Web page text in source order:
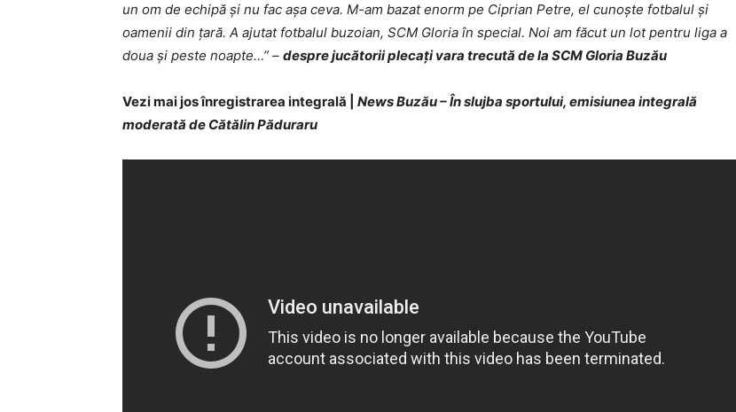
un om de echipă şi nu fac aşa ceva. M-am bazat enorm pe Ciprian Petre, el cunoşte fotbalul şi
oamenii din ţară. A ajutat fotbalul buzoian, SCM Gloria în special. Noi am făcut un lot pentru liga a
doua şi peste noapte…” – despre jucătorii plecaţi vara trecută de la SCM Gloria Buzău
Vezi mai jos înregistrarea integrală | News Buzău – În slujba sportului, emisiunea integrală
moderată de Cătălin Păduraru